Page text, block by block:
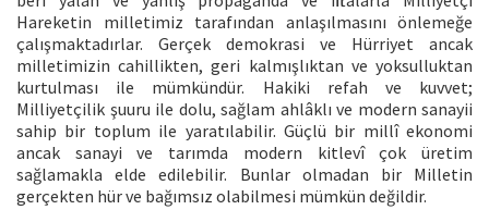
Hareketin milletimiz tarafından anlaşılmasını önlemeğe
çalışmaktadırlar. Gerçek demokrasi ve Hürriyet ancak
milletimizin cahillikten, geri kalmışlıktan ve yoksulluktan
kurtulması ile mümkündür. Hakiki refah ve kuvvet;
Milliyetçilik şuuru ile dolu, sağlam ahlâklı ve modern sanayii
sahip bir toplum ile yaratılabilir. Güçlü bir millî ekonomi
ancak sanayi ve tarımda modern kitlevî çok üretim
sağlamakla elde edilebilir. Bunlar olmadan bir Milletin
gerçekten hür ve bağımsız olabilmesi mümkün değildir.